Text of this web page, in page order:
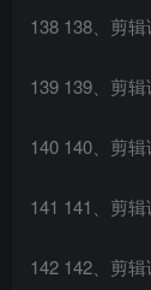
138 138、剪
139 139、剪
140 140、剪
141 141、剪
142 142、剪